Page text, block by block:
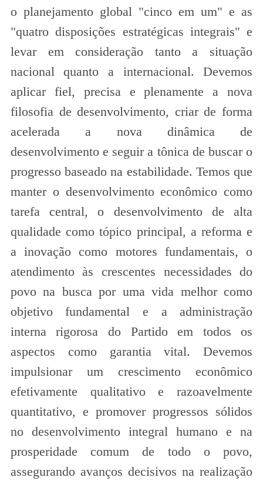
o planejamento global "cinco em um" e as
"quatro disposições estratégicas integrais" e
levar em consideração tanto a situação
nacional quanto a internacional. Devemos
aplicar fiel, precisa e plenamente a nova
filosofia de desenvolvimento, criar de forma
acelerada a nova dinâmica de
desenvolvimento e seguir a tônica de buscar o
progresso baseado na estabilidade. Temos que
manter o desenvolvimento econômico como
tarefa central, o desenvolvimento de alta
qualidade como tópico principal, a reforma e
a inovação como motores fundamentais, o
atendimento às crescentes necessidades do
povo na busca por uma vida melhor como
objetivo fundamental e a administração
interna rigorosa do Partido em todos os
aspectos como garantia vital. Devemos
impulsionar um crescimento econômico
efetivamente qualitativo e razoavelmente
quantitativo, e promover progressos sólidos
no desenvolvimento integral humano e na
prosperidade comum de todo o povo,
assegurando avanços decisivos na realização